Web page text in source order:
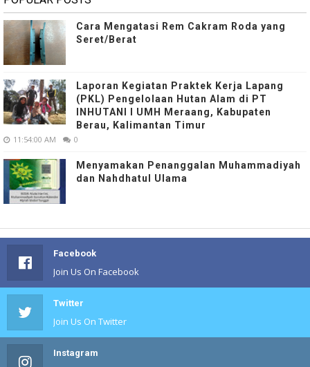
Cara Mengatasi Rem Cakram Roda yang
Seret/Berat
Laporan Kegiatan Praktek Kerja Lapang
(PKL) Pengelolaan Hutan Alam di PT
INHUTANI I UMH Meraang, Kabupaten
Berau, Kalimantan Timur
11:54:00 AM 0
Menyamakan Penanggalan Muhammadiyah
dan Nahdhatul Ulama
Facebook
Join Us On Facebook
Twitter
Join Us On Twitter
Instagram